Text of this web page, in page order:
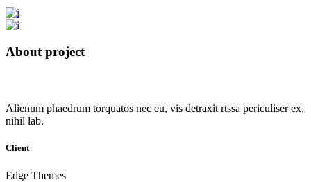
About project
Alienum phaedrum torquatos nec eu, vis detraxit rtssa periculiser ex,
nihil lab.
Client
Edge Themes